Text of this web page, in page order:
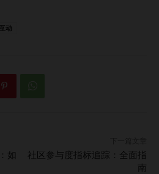
体趋势和竞争对手分析，以发现可
虑利用关键词研究和内容分析工
话题和趋势。 通过不断研究和头
议：选择适合的在线社区平台 在
符合目标受众偏好和行为的平台至
动
如
社区参与度指标追踪：全面指
南